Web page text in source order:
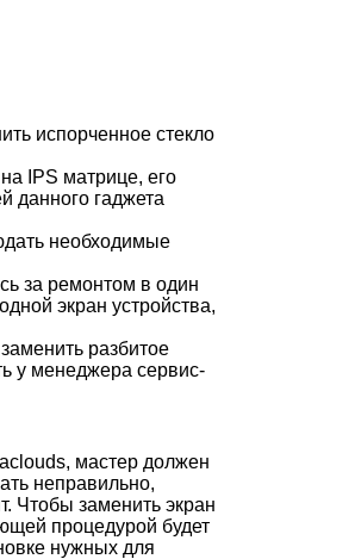
испорченное стекло
IPS матрице, его
данного гаджета
необходимые
за ремонтом в один
экран устройства,
разбитое
у менеджера сервис-
мастер должен
неправильно,
Чтобы заменить экран
процедурой будет
нужных для